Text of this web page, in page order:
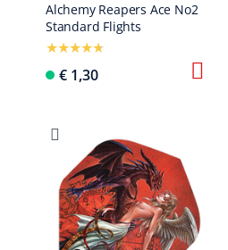
Alchemy Reapers Ace No2
Standard Flights
€ 1,30